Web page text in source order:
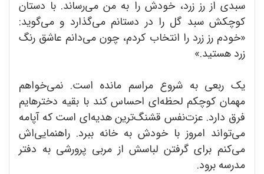
سبدی از رز زرد، خودش را به من می‌رساند. با دستان
کوچکش سبد گل را در دستانم می‌گذارد و می‌گوید:
«خودم رز زرد را انتخاب کردم، چون می‌دانم عاشق رنگ
زرد هستید.»
یک ربعی به شروع مراسم مانده است. نمی‌خواهم
مهمان کوچکم لحظه‌ای احساس کند با بقیه دخترهایم
فرق دارد. عزت‌نفس قشنگ‌ترین هدیه‌ای است که آپامه
می‌تواند امروز با خودش به خانه ببرد. راهنمایی‌اش
می‌کنم برای گرفتن لباسش از مربی پرورشی به دفتر
مدرسه برود.